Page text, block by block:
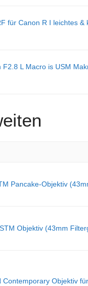
für Canon R I leichtes
L Macro is USM
Pancake-Objektiv
Objektiv (43mm
Contemporary Objektiv